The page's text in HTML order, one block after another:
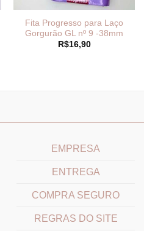
Fita Progresso para Laço
Gorgurão GL nº 9 -38mm
R$16,90
EMPRESA
ENTREGA
COMPRA SEGURO
REGRAS DO SITE